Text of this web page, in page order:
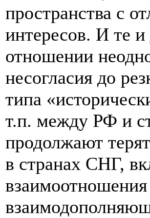
пространства с
интересов. И те
отношении
несогласия до
типа
т.п. между РФ и
продолжают
в странах СНГ,